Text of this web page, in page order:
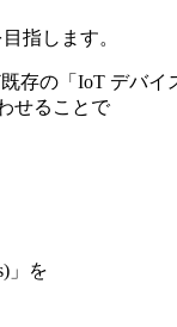
指します。
既存の「IoT デバイ
せることで
」を